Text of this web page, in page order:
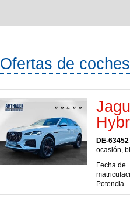
Ofertas de coches
DE-
ocasión,
Fecha de
Potencia